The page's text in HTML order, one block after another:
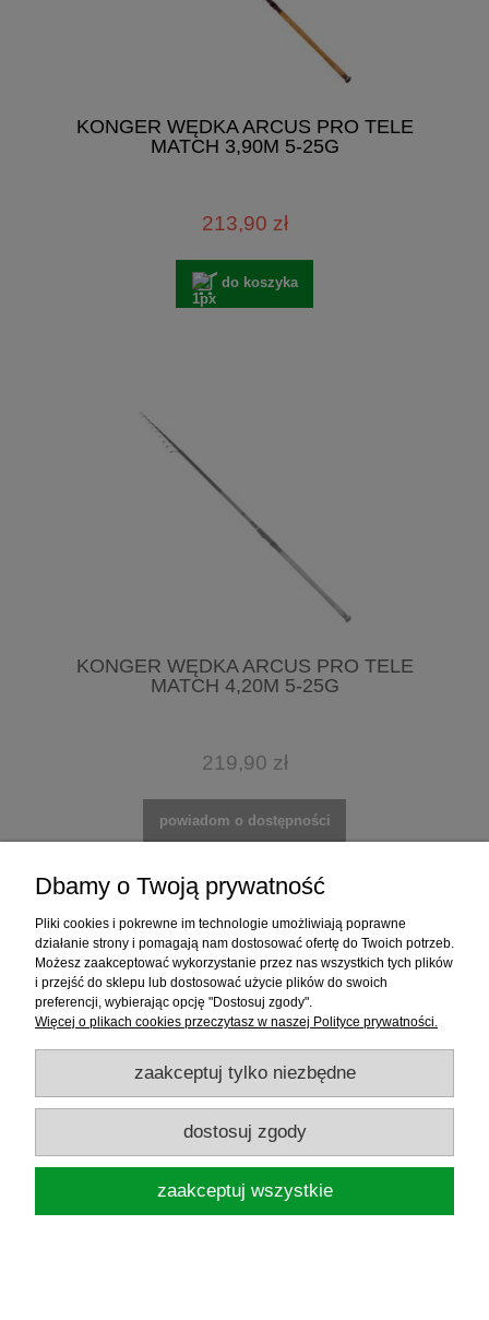
KONGER WĘDKA ARCUS PRO TELE
MATCH 3,90M 5-25G
213,90 zł
do koszyka
KONGER WĘDKA ARCUS PRO TELE
MATCH 4,20M 5-25G
219,90 zł
powiadom o dostępności
KONGER WĘDKA ARCUS PRO TELE
MATCH 4,50M 5-25G
Dbamy o Twoją prywatność
Pliki cookies i pokrewne im technologie umożliwiają poprawne
działanie strony i pomagają nam dostosować ofertę do Twoich potrzeb.
Możesz zaakceptować wykorzystanie przez nas wszystkich tych plików
i przejść do sklepu lub dostosować użycie plików do swoich
preferencji, wybierając opcję "Dostosuj zgody".
Więcej o plikach cookies przeczytasz w naszej Polityce prywatności.
zaakceptuj tylko niezbędne
dostosuj zgody
zaakceptuj wszystkie